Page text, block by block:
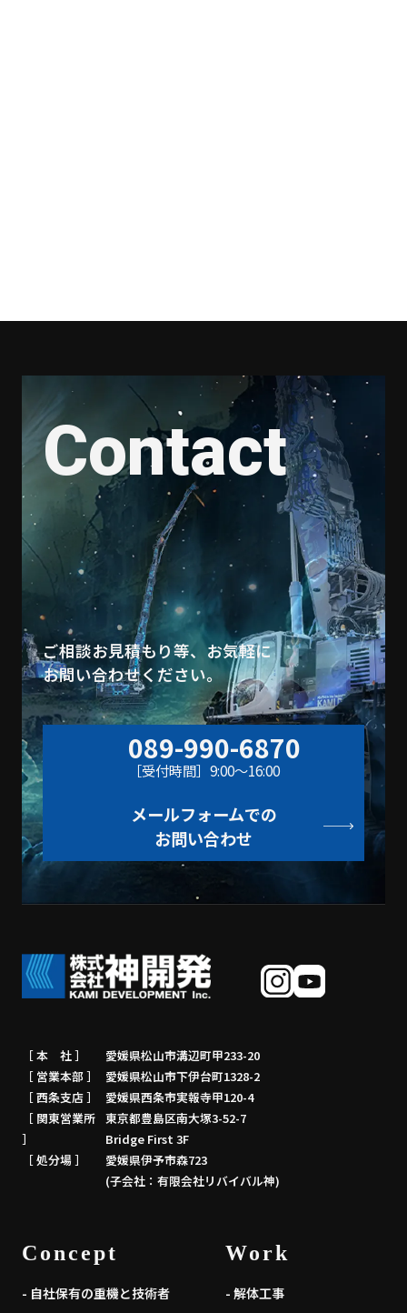
Contact
ご相談お見積もり等、お気軽に
お問い合わせください。
089-990-6870
［受付時間］9:00〜16:00
メールフォームでの
お問い合わせ
［ 本 社 ］
愛媛県松山市溝辺町甲233-20
［ 営業本部 ］
愛媛県松山市下伊台町1328-2
［ 西条支店 ］
愛媛県西条市実報寺甲120-4
［ 関東営業所
］
東京都豊島区南大塚3-52-7
Bridge First 3F
［ 処分場 ］
愛媛県伊予市森723
(子会社：有限会社リバイバル神)
Concept
- 自社保有の重機と技術者
Work
- 解体工事